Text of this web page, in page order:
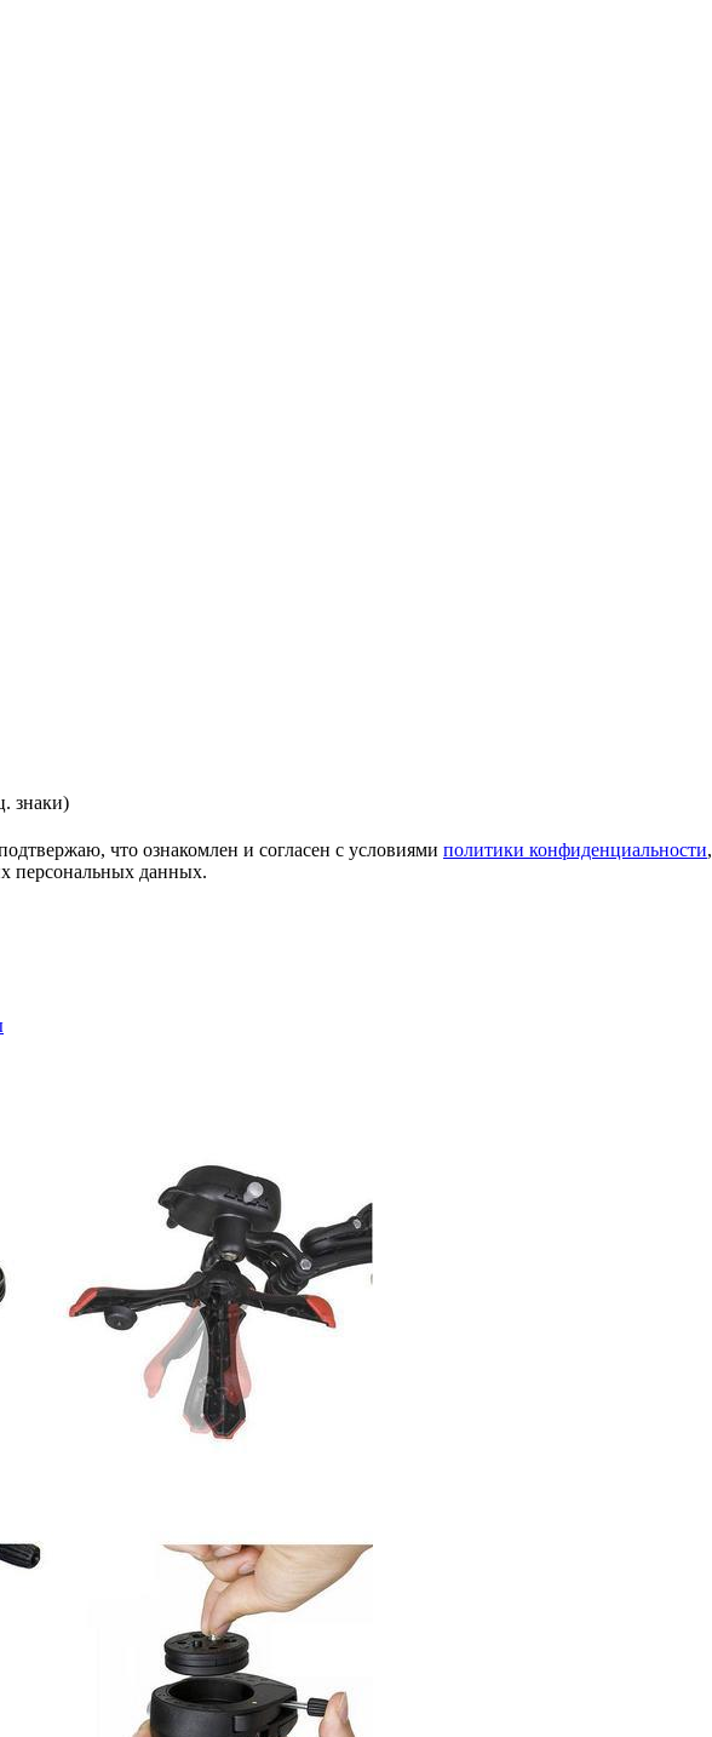
знаки)
что ознакомлен и согласен с условиями политики конфиденциальности,
персональных данных.